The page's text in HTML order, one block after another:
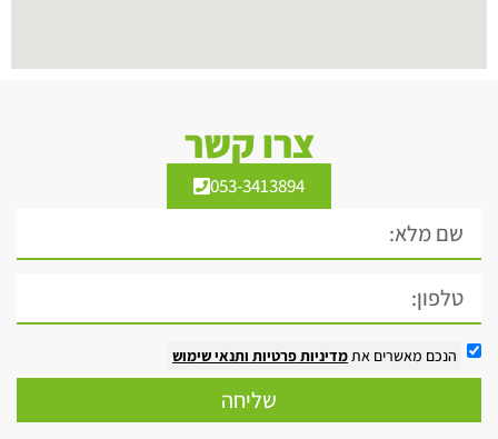
צרו קשר
053-3413894
הנכם מאשרים אתמדיניות פרטיות ותנאי שימוש
שליחה